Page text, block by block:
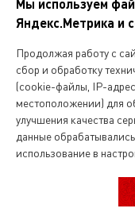
соцсетях
ООО
Копирование и
допускается
Мы используем
Яндекс.Метрика и
Продолжая работу с
сбор и обработку
(cookie-файлы, IP-
местоположении) для
улучшения качества
данные
использование в